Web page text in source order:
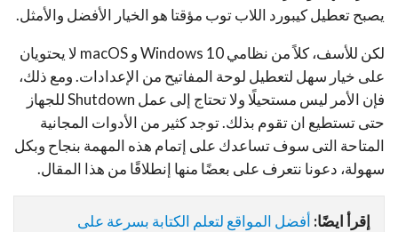
يصبح تعطيل كيبورد اللاب توب مؤقتا هو الخيار الأفضل والأمثل.
لكن للأسف، كلاً من نظامي Windows 10 و macOS لا يحتويان
على خيار سهل لتعطيل لوحة المفاتيح من الإعدادات. ومع ذلك،
فإن الأمر ليس مستحيلًا ولا تحتاج إلى عمل Shutdown للجهاز
حتى تستطيع ان تقوم بذلك. توجد كثير من الأدوات المجانية
المتاحة التى سوف تساعدك على إتمام هذه المهمة بنجاح وبكل
سهولة، دعونا نتعرف على بعضًا منها إنطلاقًا من هذا المقال.
إقرأ ايضًا: أفضل المواقع لتعلم الكتابة بسرعة على